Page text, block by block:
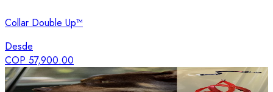
Collar Double Up™
Desde
COP 57,900.00